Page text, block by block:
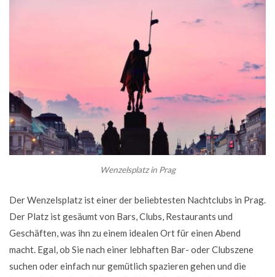
Wenzelsplatz in Prag
Der Wenzelsplatz ist einer der beliebtesten Nachtclubs in Prag.
Der Platz ist gesäumt von Bars, Clubs, Restaurants und
Geschäften, was ihn zu einem idealen Ort für einen Abend
macht. Egal, ob Sie nach einer lebhaften Bar- oder Clubszene
suchen oder einfach nur gemütlich spazieren gehen und die